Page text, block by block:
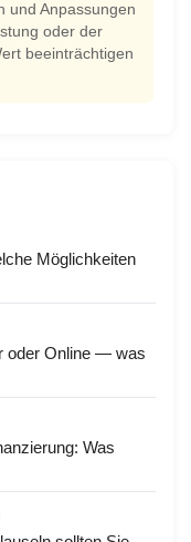
und Anpassungen
oder der
beeinträchtigen
Möglichkeiten
oder Online — was
Was